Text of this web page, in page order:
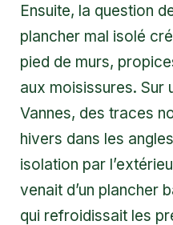
Ensuite, la question
plancher mal isolé
pied de murs,
aux moisissures. Sur
Vannes, des traces
hivers dans les
isolation par
venait d’un plancher
qui refroidissait les